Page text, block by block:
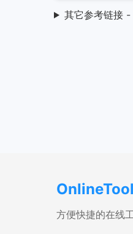
其它参考链接
方便快捷的在线